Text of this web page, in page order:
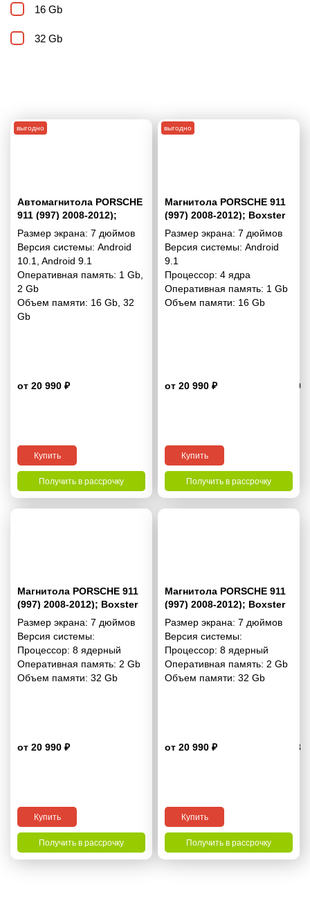
16 Gb
32 Gb
Автомагнитола PORSCHE
911 (997) 2008-2012);
Boxster (987) 2009-2012;
Cayman (987) 2009-2013
Размер экрана: 7 дюймов
Версия системы: Android
10.1
Android 9.1
Оперативная память: 1 Gb
2 Gb
Объем памяти: 16 Gb 32
Gb
от 20 990 ₽ 4.9
Купить
Получить в рассрочку
выгодно
Магнитола PORSCHE 911
(997) 2008-2012); Boxster
(987) 2009-2012; Cayman
(987) 2009-2013 7 дюймов
- 9.1 1/16 Гб Simple
Размер экрана: 7 дюймов
Версия системы: Android
9.1
Процессор: 4 ядра
Оперативная память: 1 Gb
Объем памяти: 16 Gb
от 20 990 ₽
Купить
Получить в рассрочку
выгодно
Магнитола PORSCHE 911
(997) 2008-2012); Boxster
(987) 2009-2012; Cayman
(987) 2009-2013 7 дюймов
- 10.1 2/32 Гб Simple
Размер экрана: 7 дюймов
Версия системы:
Процессор: 8 ядерный
Оперативная память: 2 Gb
Объем памяти: 32 Gb
от 20 990 ₽ 4.3
Купить
Получить в рассрочку
Магнитола PORSCHE 911
(997) 2008-2012); Boxster
(987) 2009-2012; Cayman
(987) 2009-2013 7 дюймов
- 10.1 2/32 Гб Pro
Размер экрана: 7 дюймов
Версия системы:
Процессор: 8 ядерный
Оперативная память: 2 Gb
Объем памяти: 32 Gb
от 20 990 ₽
Купить
Получить в рассрочку